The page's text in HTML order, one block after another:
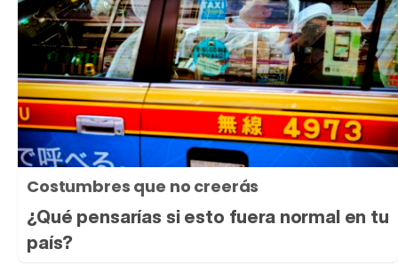
Costumbres que no creerás
¿Qué pensarías si esto fuera normal en tu
país?